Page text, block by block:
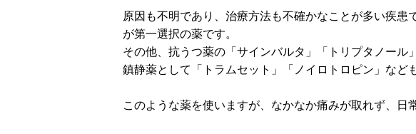
原因も不明であり、治療方法も不確かなことが多い疾患
が第一選択の薬です。
その他、抗うつ薬の「サインバルタ」「トリプタノール
鎮静薬として「トラムセット」「ノイロトロピン」など
このような薬を使いますが、なかなか痛みが取れず、日